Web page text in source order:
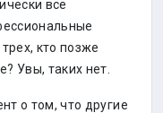
все
кто позже
Увы, таких нет.
о том, что другие